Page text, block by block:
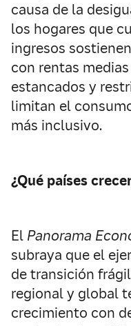
causa de la
los hogares que
ingresos
con rentas
estancados y
limitan el
más inclusivo.
¿Qué países
El Panorama
subraya que el
de transición
regional y global
crecimiento con